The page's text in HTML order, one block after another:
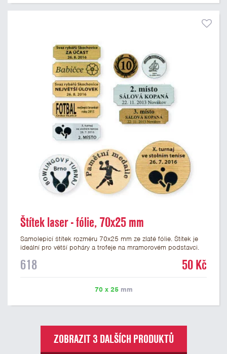
Štítek laser - fólie, 70x25 mm
Samolepicí štítek rozměru 70x25 mm ze zlaté fólie. Štítek je
ideální pro větší poháry a trofeje na mramorovém podstavci.
textu doporučujeme maximálně 3 řádky, aby byla zachována
prvním kroku objednávky.
618 50 Kč
70 x 25mm
ZOBRAZIT 3 DALŠÍCH PRODUKTŮ